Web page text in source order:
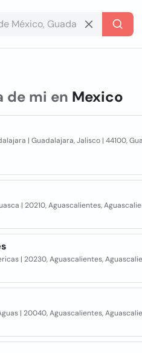
de mi en Mexico
| Guadalajara, Jalisco | 44100,
| 20210, Aguascalientes,
| 20230, Aguascalientes,
| 20040, Aguascalientes,